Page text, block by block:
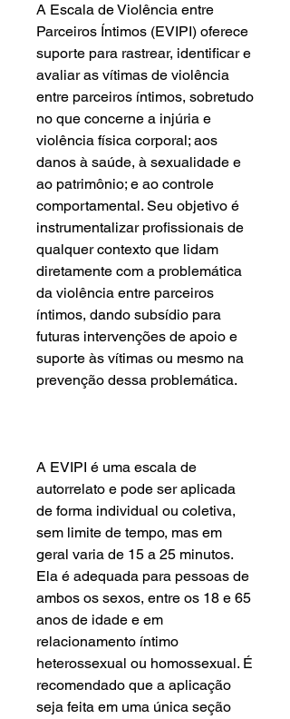
A Escala de Violência entre
Parceiros Íntimos (EVIPI) oferece
suporte para rastrear, identificar e
avaliar as vítimas de violência
entre parceiros íntimos, sobretudo
no que concerne a injúria e
violência física corporal; aos
danos à saúde, à sexualidade e
ao patrimônio; e ao controle
comportamental. Seu objetivo é
instrumentalizar profissionais de
qualquer contexto que lidam
diretamente com a problemática
da violência entre parceiros
íntimos, dando subsídio para
futuras intervenções de apoio e
suporte às vítimas ou mesmo na
prevenção dessa problemática.
A EVIPI é uma escala de
autorrelato e pode ser aplicada
de forma individual ou coletiva,
sem limite de tempo, mas em
geral varia de 15 a 25 minutos.
Ela é adequada para pessoas de
ambos os sexos, entre os 18 e 65
anos de idade e em
relacionamento íntimo
heterossexual ou homossexual. É
recomendado que a aplicação
seja feita em uma única seção